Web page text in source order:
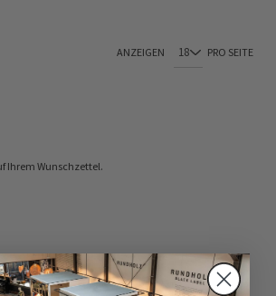
ANZEIGEN PRO SEITE
Ihrem Wunschzettel.